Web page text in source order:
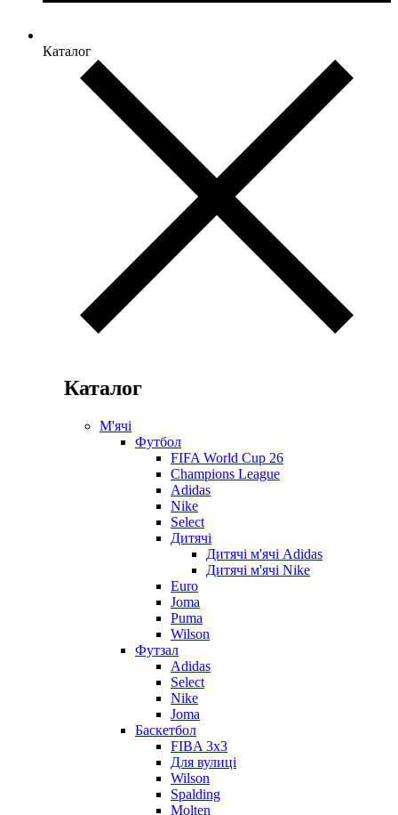
Каталог
Каталог
М'ячі
Футбол
FIFA World Cup 26
Champions League
Adidas
Nike
Select
Дитячі
Дитячі м'ячі Adidas
Дитячі м'ячі Nike
Euro
Joma
Puma
Wilson
Футзал
Adidas
Select
Nike
Joma
Баскетбол
FIBA 3x3
Для вулиці
Wilson
Spalding
Molten